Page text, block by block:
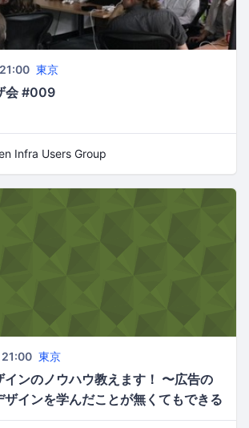
東京
会 #009
Infra Users Group
東京
インのノウハウ教えます！ 〜広告の
ザインを学んだことが無くてもできる
ウハウ〜